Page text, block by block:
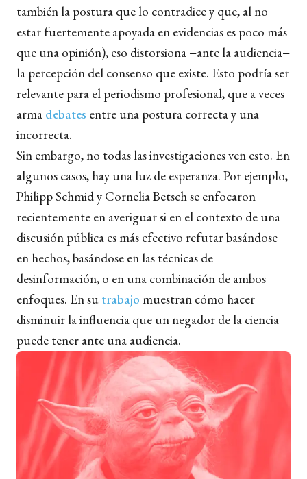
también la postura que lo contradice y que, al no
estar fuertemente apoyada en evidencias es poco más
que una opinión), eso distorsiona −ante la audiencia−
la percepción del consenso que existe. Esto podría ser
relevante para el periodismo profesional, que a veces
arma debates entre una postura correcta y una
incorrecta.
Sin embargo, no todas las investigaciones ven esto. En
algunos casos, hay una luz de esperanza. Por ejemplo,
Philipp Schmid y Cornelia Betsch se enfocaron
recientemente en averiguar si en el contexto de una
discusión pública es más efectivo refutar basándose
en hechos, basándose en las técnicas de
desinformación, o en una combinación de ambos
enfoques. En su trabajo muestran cómo hacer
disminuir la influencia que un negador de la ciencia
puede tener ante una audiencia.